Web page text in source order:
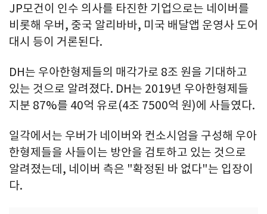
JP모건이 인수 의사를 타진한 기업으로는 네이버를
비롯해 우버, 중국 알리바바, 미국 배달앱 운영사 도어
대시 등이 거론된다.
DH는 우아한형제들의 매각가로 8조 원을 기대하고
있는 것으로 알려졌다. DH는 2019년 우아한형제들
지분 87%를 40억 유로(4조 7500억 원)에 사들였다.
일각에서는 우버가 네이버와 컨소시엄을 구성해 우아
한형제들을 사들이는 방안을 검토하고 있는 것으로
알려졌는데, 네이버 측은 "확정된 바 없다"는 입장이
다.